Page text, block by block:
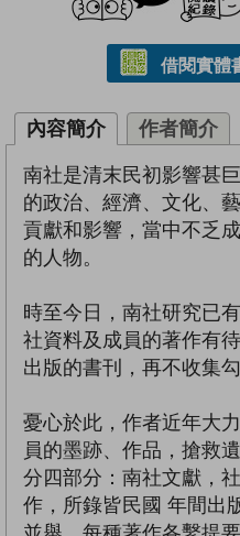
借閱實體
內容簡介 作者簡介
南社是清末民初影響甚
的政治、經濟、文化、
貢獻和影響，當中不乏
的人物。
時至今日，南社研究已
社資料及成員的著作有
出版的書刊，再不收集
憂心於此，作者近年大
員的墨跡、作品，搶救
分四部分：南社文獻，
作，所錄皆民國 年間出